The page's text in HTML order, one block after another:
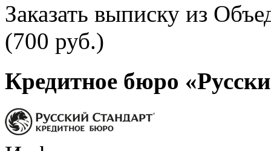
Заказать выписку из
(700 руб.)
Кредитное бюро